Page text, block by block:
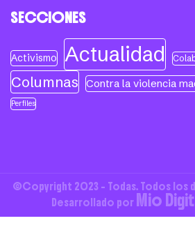
SECCIONES
Activismo Actualidad
Columnas Contra la violencia
Perfiles
©Copyright 2023 - Todas. Todos los
Desarrollado por Mio